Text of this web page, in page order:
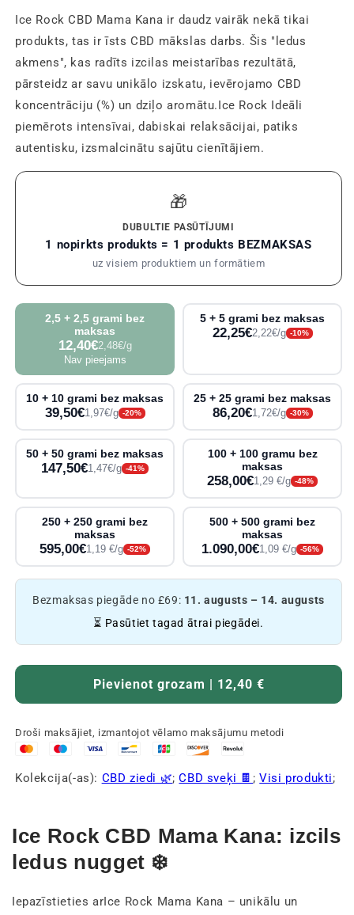
Ice Rock CBD Mama Kana ir daudz vairāk nekā tikai
produkts, tas ir īsts CBD mākslas darbs. Šis "ledus
akmens", kas radīts izcilas meistarības rezultātā,
pārsteidz ar savu unikālo izskatu, ievērojamo CBD
koncentrāciju (%) un dziļo aromātu.Ice Rock Ideāli
piemērots intensīvai, dabiskai relaksācijai, patiks
autentisku, izsmalcinātu sajūtu cienītājiem.
🎁
DUBULTIE PASŪTĪJUMI
1 nopirkts produkts = 1 produkts BEZMAKSAS
uz visiem produktiem un formātiem
2,5 + 2,5 grami bez
maksas
12,40€2,48€/g
Nav pieejams
5 + 5 grami bez maksas
22,25€2,22€/g -10%
10 + 10 grami bez maksas
39,50€1,97€/g -20%
25 + 25 grami bez maksas
86,20€1,72€/g -30%
50 + 50 grami bez maksas
147,50€1,47€/g -41%
100 + 100 gramu bez
maksas
258,00€1,29 €/g -48%
250 + 250 grami bez
maksas
595,00€1,19 €/g -52%
500 + 500 grami bez
maksas
1.090,00€1,09 €/g -56%
Bezmaksas piegāde no £69: 11. augusts – 14. augusts
⏳ Pasūtiet tagad ātrai piegādei.
Pievienot grozam | 12,40 €
Droši maksājiet, izmantojot vēlamo maksājumu metodi
Kolekcija(-as): CBD ziedi 🌿;CBD sveķi 🍫 ;Visi produkti;
Ice Rock CBD Mama Kana: izcils
ledus nugget ❄️
Iepazīstieties arIce Rock Mama Kana – unikālu un